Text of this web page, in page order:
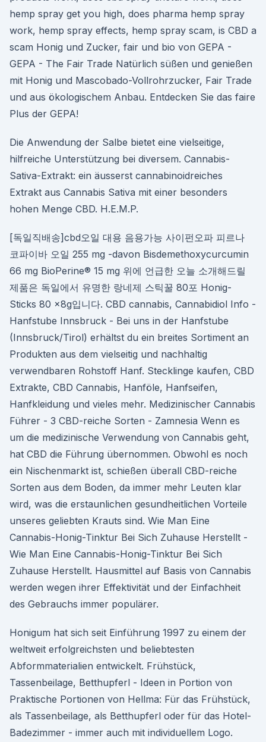
hemp spray get you high, does pharma hemp spray
work, hemp spray effects, hemp spray scam, is CBD a
scam Honig und Zucker, fair und bio von GEPA -
GEPA - The Fair Trade Natürlich süßen und genießen
mit Honig und Mascobado-Vollrohrzucker, Fair Trade
und aus ökologischem Anbau. Entdecken Sie das faire
Plus der GEPA!
Die Anwendung der Salbe bietet eine vielseitige,
hilfreiche Unterstützung bei diversem. Cannabis-
Sativa-Extrakt: ein äusserst cannabinoidreiches
Extrakt aus Cannabis Sativa mit einer besonders
hohen Menge CBD. H.E.M.P.
[독일직배송]cbd오일 대용 음용가능 사이펀오파 피르나
코파이바 오일 255 mg -davon Bisdemethoxycurcumin
66 mg BioPerine® 15 mg 위에 언급한 오늘 소개해드릴
제품은 독일에서 유명한 랑네제 스틱꿀 80포 Honig-
Sticks 80 x8g입니다. CBD cannabis, Cannabidiol Info -
Hanfstube Innsbruck - Bei uns in der Hanfstube
(Innsbruck/Tirol) erhältst du ein breites Sortiment an
Produkten aus dem vielseitig und nachhaltig
verwendbaren Rohstoff Hanf. Stecklinge kaufen, CBD
Extrakte, CBD Cannabis, Hanföle, Hanfseifen,
Hanfkleidung und vieles mehr. Medizinischer Cannabis
Führer - 3 CBD-reiche Sorten - Zamnesia Wenn es
um die medizinische Verwendung von Cannabis geht,
hat CBD die Führung übernommen. Obwohl es noch
ein Nischenmarkt ist, schießen überall CBD-reiche
Sorten aus dem Boden, da immer mehr Leuten klar
wird, was die erstaunlichen gesundheitlichen Vorteile
unseres geliebten Krauts sind. Wie Man Eine
Cannabis-Honig-Tinktur Bei Sich Zuhause Herstellt -
Wie Man Eine Cannabis-Honig-Tinktur Bei Sich
Zuhause Herstellt. Hausmittel auf Basis von Cannabis
werden wegen ihrer Effektivität und der Einfachheit
des Gebrauchs immer populärer.
Honigum hat sich seit Einführung 1997 zu einem der
weltweit erfolgreichsten und beliebtesten
Abformmaterialien entwickelt. Frühstück,
Tassenbeilage, Betthupferl - Ideen in Portion von
Praktische Portionen von Hellma: Für das Frühstück,
als Tassenbeilage, als Betthupferl oder für das Hotel-
Badezimmer - immer auch mit individuellem Logo.